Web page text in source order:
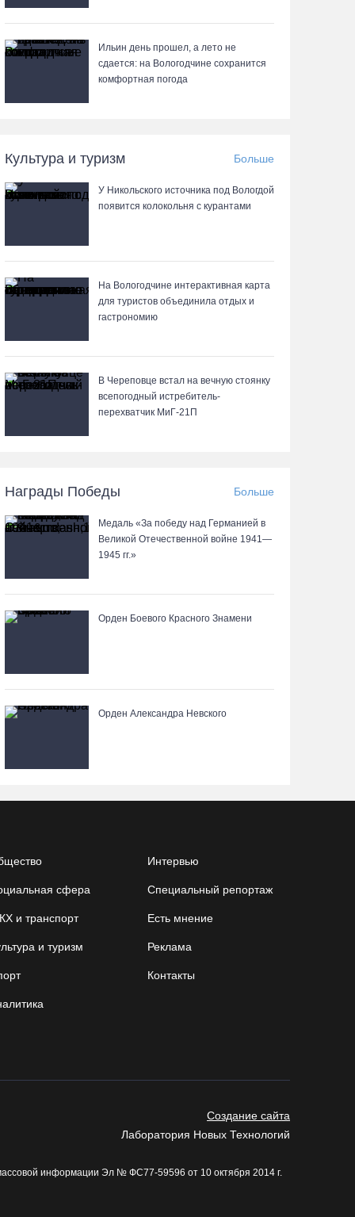
Курс на легитимность: на Вологодчине
общественные наблюдатели на выборах
пройдут учебу
05.08.26 / 11:33
8 августа в муниципалитетах Вологодчины
Вологжане через чат-бот подали 26 тысяч идей
для развития региона
05.08.26 / 11:03
В Вологде водитель «Лексуса» сбила во дворе
фонтан в Комсомольском парке
05.08.26 / 10:30
звание «Самого лучшего папы»
05.08.26 / 09:44
05.08.26 / 09:23
Шестеро вологодских школьников поедут в
путешествие по стране в поезде-отеле
05.08.26 / 09:01
В августе медики «Здравдесанта» продолжат
Сотрудники колонии в Шексне предотвратили
Ильин день прошел, а лето не
сдается: на Вологодчине сохранится
комфортная погода
Культура и туризм Больше
У Никольского источника под Вологдой
появится колокольня с курантами
На Вологодчине интерактивная карта
для туристов объединила отдых и
гастрономию
В Череповце встал на вечную стоянку
всепогодный истребитель-
перехватчик МиГ‑21П
Награды Победы Больше
Медаль «За победу над Германией в
Великой Отечественной войне 1941—
1945 гг.»
Орден Боевого Красного Знамени
Орден Александра Невского
сфера
и транспорт
и туризм
Интервью
Специальный репортаж
Есть мнение
Реклама
Контакты
Создание сайта
Лаборатория Новых Технологий
информации Эл № ФС77-59596 от 10 октября 2014 г.